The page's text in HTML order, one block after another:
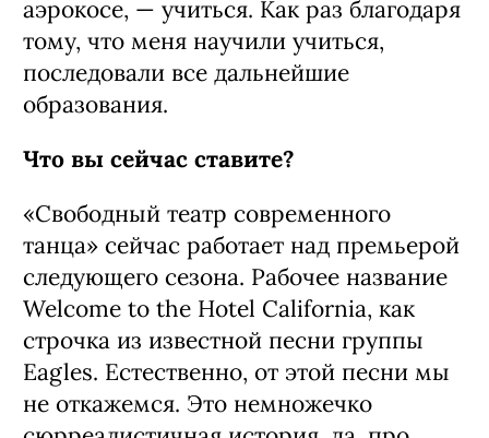
аэрокосе, — учиться. Как раз благодаря
тому, что меня научили учиться,
последовали все дальнейшие
образования.
Что вы сейчас ставите?
«Свободный театр современного
танца» сейчас работает над премьерой
следующего сезона. Рабочее название
Welcome to the Hotel California, как
строчка из известной песни группы
Eagles. Естественно, от этой песни мы
не откажемся. Это немножечко